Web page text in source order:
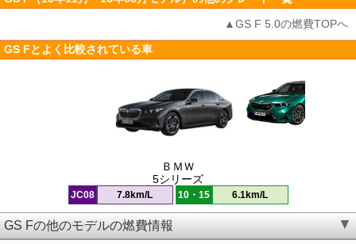
▲GS F 5.0の燃費TOPへ
GS Fとよく比較されている車
ＢＭＷ
5シリーズ
JC08 7.8km/L 10・15 6.1km/L
GS Fの他のモデルの燃費情報